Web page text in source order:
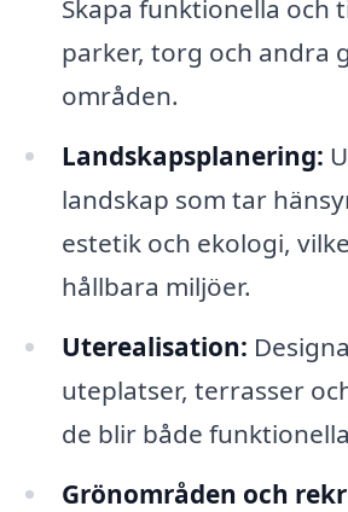
Skapa funktionella och
parker, torg och andra
områden.
Landskapsplanering:
landskap som tar
estetik och ekologi,
hållbara miljöer.
Uterealisation:
uteplatser, terrasser
de blir både
Grönområden och